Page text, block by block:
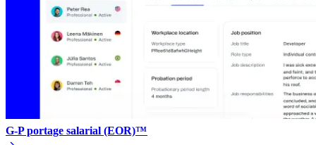
G-P portage salarial (EOR)™​​